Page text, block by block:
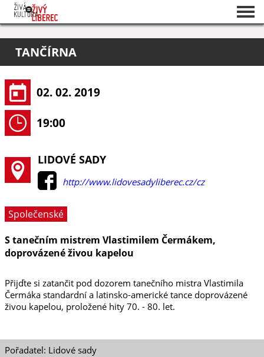
O projektu
Pořadatelé
TANČÍRNA
02. 02. 2019
19:00
LIDOVÉ SADY
http://www.lidovesadyliberec.cz/cz
Společenské
S tanečním mistrem Vlastimilem Čermákem,
doprovázené živou kapelou
Přijďte si zatančit pod dozorem tanečního mistra Vlastimila
Čermáka standardní a latinsko-americké tance doprovázené
živou kapelou, proložené hity 70. - 80. let.
Pořadatel: Lidové sady